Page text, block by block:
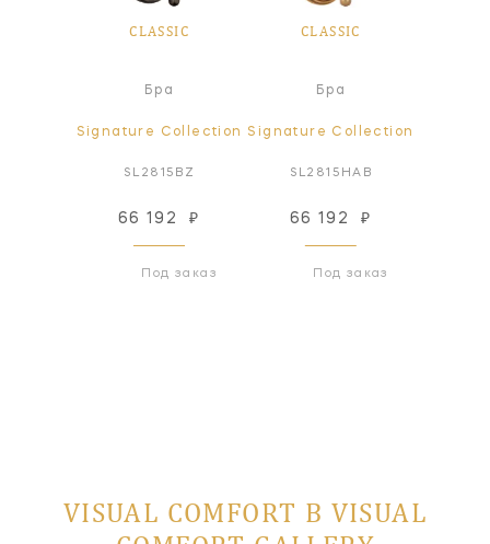
CLASSIC
Бра
Signature Collection
SL2815BZ
66 192 ₽
Под заказ
CLASSIC
Бра
Signature Collection
SL2815HAB
66 192 ₽
Под заказ
VISUAL COMFORT В VISUAL